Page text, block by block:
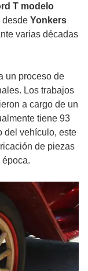
T modelo
desde Yonkers
varias décadas
un proceso de
Los trabajos
a cargo de un
tiene 93
del vehículo, este
de piezas